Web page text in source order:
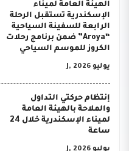
الهيئة العامة لميناء
الإسكندرية تستقبل الرحلة
الرابعة للسفينة السياحية
“Aroya” ضمن برنامج رحلات
الكروز للموسم السياحي
يوليو J, 2026
إنتظام حركتي التداول
والملاحة بالهيئة العامة
لميناء الإسكندرية خلال 24
ساعة